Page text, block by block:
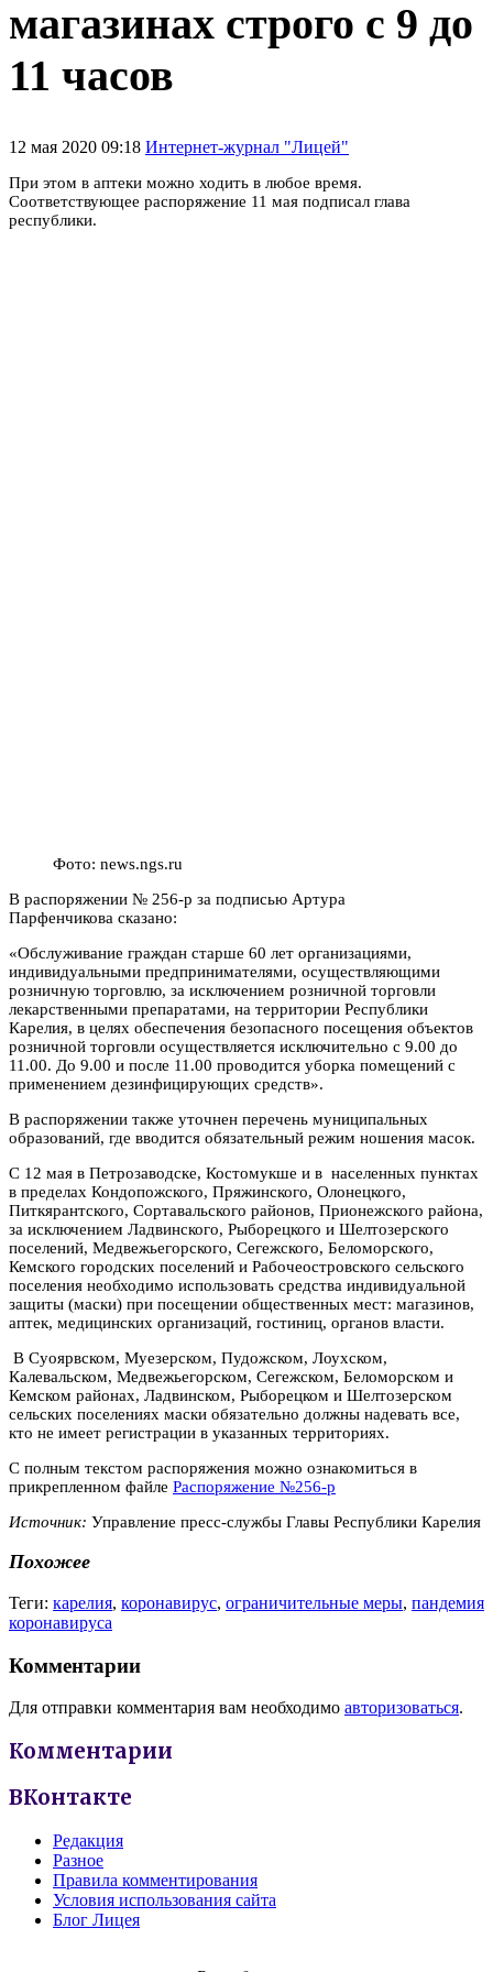
магазинах строго с 9 до
11 часов
12 мая 2020 09:18 Интернет-журнал "Лицей"
При этом в аптеки можно ходить в любое время.
Соответствующее распоряжение 11 мая подписал глава
республики.
Фото: news.ngs.ru
В распоряжении № 256-р за подписью Артура
Парфенчикова сказано:
«Обслуживание граждан старше 60 лет организациями,
индивидуальными предпринимателями, осуществляющими
розничную торговлю, за исключением розничной торговли
лекарственными препаратами, на территории Республики
Карелия, в целях обеспечения безопасного посещения объектов
розничной торговли осуществляется исключительно с 9.00 до
11.00. До 9.00 и после 11.00 проводится уборка помещений с
применением дезинфицирующих средств».
В распоряжении также уточнен перечень муниципальных
образований, где вводится обязательный режим ношения масок.
С 12 мая в Петрозаводске, Костомукше и в населенных пунктах
в пределах Кондопожского, Пряжинского, Олонецкого,
Питкярантского, Сортавальского районов, Прионежского района,
за исключением Ладвинского, Рыборецкого и Шелтозерского
поселений, Медвежьегорского, Сегежского, Беломорского,
Кемского городских поселений и Рабочеостровского сельского
поселения необходимо использовать средства индивидуальной
защиты (маски) при посещении общественных мест: магазинов,
аптек, медицинских организаций, гостиниц, органов власти.
В Суоярвском, Муезерском, Пудожском, Лоухском,
Калевальском, Медвежьегорском, Сегежском, Беломорском и
Кемском районах, Ладвинском, Рыборецком и Шелтозерском
сельских поселениях маски обязательно должны надевать все,
кто не имеет регистрации в указанных территориях.
С полным текстом распоряжения можно ознакомиться в
прикрепленном файле Распоряжение №256-р
Источник: Управление пресс-службы Главы Республики Карелия
Похожее
Теги: карелия, коронавирус, ограничительные меры, пандемия
коронавируса
Комментарии
Для отправки комментария вам необходимо авторизоваться.
Комментарии
ВКонтакте
Редакция
Разное
Правила комментирования
Условия использования сайта
Блог Лицея